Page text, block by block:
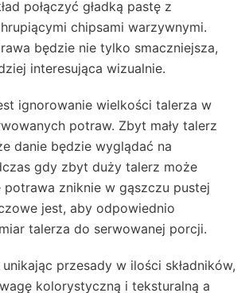
połączyć gładką pastę z
chipsami warzywnymi.
będzie nie tylko smaczniejsza,
interesująca wizualnie.
ignorowanie wielkości talerza w
potraw. Zbyt mały talerz
danie będzie wyglądać na
gdy zbyt duży talerz może
zniknie w gąszczu pustej
jest, aby odpowiednio
talerza do serwowanej porcji.
przesady w ilości składników,
kolorystyczną i teksturalną a